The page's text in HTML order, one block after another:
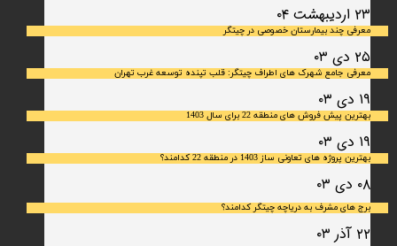
۲۳ اردیبهشت ۰۴
معرفی چند بیمارستان خصوصی در چیتگر
۲۵ دی ۰۳
معرفی جامع شهرک‌ های اطراف چیتگر: قلب تپنده توسعه غرب تهران
۱۹ دی ۰۳
بهترین پیش فروش های منطقه 22 برای سال 1403
۱۹ دی ۰۳
بهترین پروژه های تعاونی ساز 1403 در منطقه 22 کدامند؟
۰۸ دی ۰۳
برج های مشرف به دریاچه چیتگر کدامند؟
۲۲ آذر ۰۳